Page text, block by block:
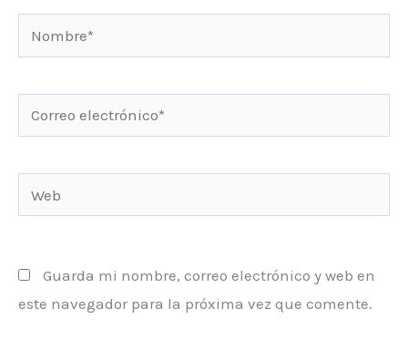
Nombre*
electrónico*
Guarda mi nombre, correo electrónico y web en
este navegador para la próxima vez que comente.